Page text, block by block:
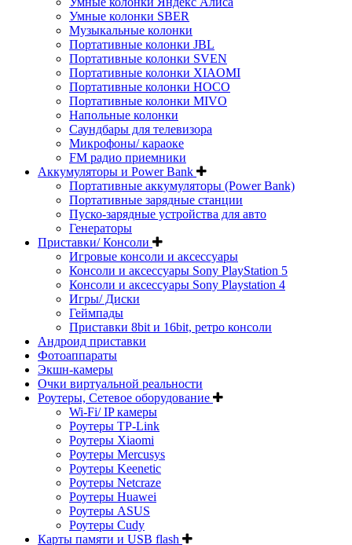
Умные колонки SBER
Музыкальные колонки
Портативные колонки JBL
Портативные колонки SVEN
Портативные колонки XIAOMI
Портативные колонки HOCO
Портативные колонки MIVO
Напольные колонки
Саундбары для телевизора
Микрофоны/ караоке
FM радио приемники
Аккумуляторы и Power Bank
Портативные аккумуляторы (Power Bank)
Портативные зарядные станции
Пуско-зарядные устройства для авто
Генераторы
Приставки/ Консоли
Игровые консоли и аксессуары
Консоли и аксессуары Sony PlayStation 5
Консоли и аксессуары Sony Playstation 4
Игры/ Диски
Геймпады
Приставки 8bit и 16bit, ретро консоли
Андроид приставки
Фотоаппараты
Экшн-камеры
Очки виртуальной реальности
Роутеры, Сетевое оборудование
Wi-Fi/ IP камеры
Роутеры TP-Link
Роутеры Xiaomi
Роутеры Mercusys
Роутеры Keenetic
Роутеры Netcraze
Роутеры Huawei
Роутеры ASUS
Роутеры Cudy
Карты памяти и USB flash